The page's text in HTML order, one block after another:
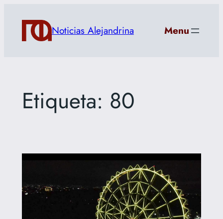
contenido
Noticias Alejandrina Menu
Etiqueta: 80